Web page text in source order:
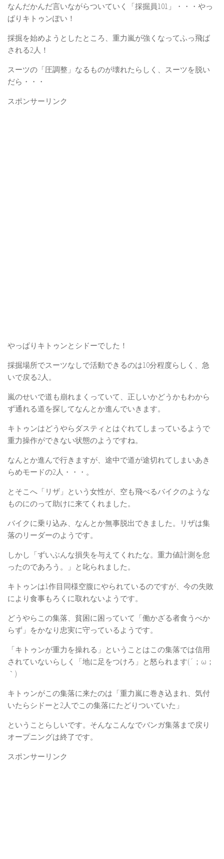
なんだかんだ言いながらついていく「採掘員101」・・・やっ
ぱりキトゥンぽい！
採掘を始めようとしたところ、重力嵐が強くなってふっ飛ば
される2人！
スーツの「圧調整」なるものが壊れたらしく、スーツを脱い
だら・・・
スポンサーリンク
やっぱりキトゥンとシドーでした！
採掘場所でスーツなしで活動できるのは10分程度らしく、急
いで戻る2人。
嵐のせいで道も崩れまくっていて、正しいかどうかもわから
ず通れる道を探してなんとか進んでいきます。
キトゥンはどうやらダスティとはぐれてしまっているようで
重力操作ができない状態のようですね。
なんとか進んで行きますが、途中で道が途切れてしまいあき
らめモードの2人・・・。
とそこへ「リザ」という女性が、空も飛べるバイクのような
ものにのって助けに来てくれました。
バイクに乗り込み、なんとか無事脱出できました。リザは集
落のリーダーのようです。
しかし「ずいぶんな損失を与えてくれたな。重力値計測を怠
ったのであろう。」と叱られました。
キトゥンは1作目同様空腹にやられているのですが、今の失敗
により食事もろくに取れないようです。
どうやらこの集落、貧困に困っていて「働かざる者食うべか
らず」をかなり忠実に守っているようです。
「キトゥンが重力を操れる」ということはこの集落では信用
されていないらしく「地に足をつけろ」と怒られます(´；ω；
｀)
キトゥンがこの集落に来たのは「重力嵐に巻き込まれ、気付
いたらシドーと2人でこの集落にたどりついていた」
ということらしいです。そんなこんなでバンガ集落まで戻り
オープニングは終了です。
スポンサーリンク